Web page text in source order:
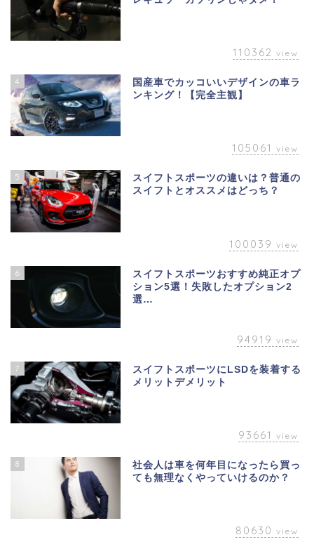
110362 view
4
国産車でカッコいいデザインの車ラ
ンキング！【完全主観】
105061 view
5
スイフトスポーツの違いは？普通の
スイフトとオススメはどっち？
100039 view
6
スイフトスポーツおすすめ純正オプ
ション5選！失敗したオプション2
選…
94919 view
7
スイフトスポーツにLSDを装着する
メリットデメリット
93661 view
8
社会人は車を何年目になったら買っ
ても無理なくやっていけるのか？
80630 view